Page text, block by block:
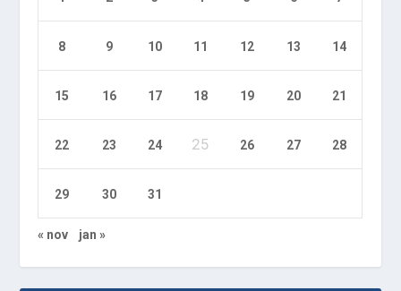
8 9 10 11 12 13 14
15 16 17 18 19 20 21
22 23 24 25 26 27 28
29 30 31
« nov jan »